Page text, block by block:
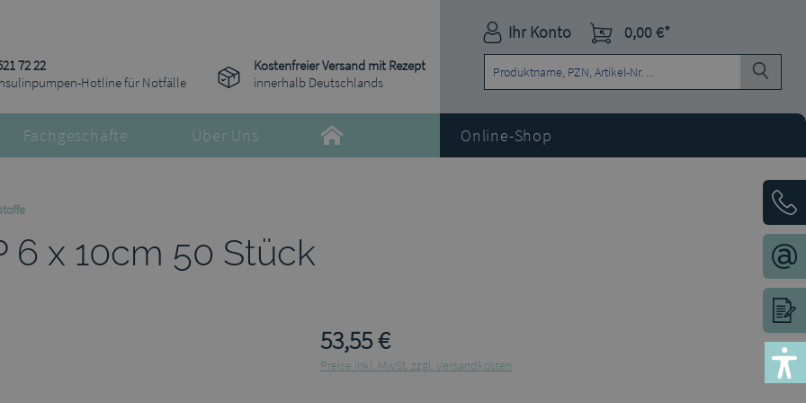
72 22
Hotline für Notfälle
Kostenfreier Versand mit Rezept
innerhalb Deutschlands
Ihr Konto 0,00 €*
Fachgeschäfte Über Uns Online-Shop
6 x 10cm 50 Stück
53,55 €
Preise inkl. MwSt. zzgl. Versandkosten